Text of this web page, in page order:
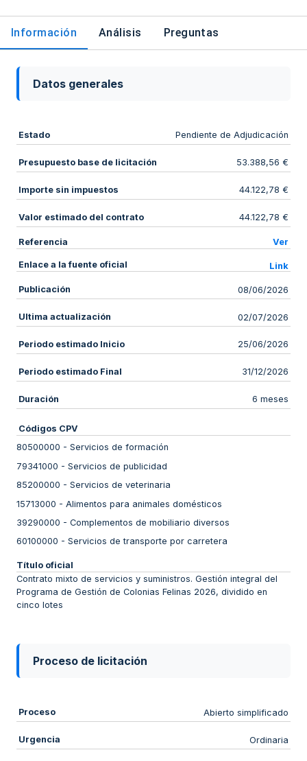
Información Análisis Preguntas
Datos generales
Estado Pendiente de Adjudicación
Presupuesto base de licitación 53.388,56 €
Importe sin impuestos 44.122,78 €
Valor estimado del contrato 44.122,78 €
Referencia Ver
Enlace a la fuente oficial Link
Publicación 08/06/2026
Ultima actualización 02/07/2026
Periodo estimado Inicio 25/06/2026
Periodo estimado Final 31/12/2026
Duración 6 meses
Códigos CPV
80500000 - Servicios de formación
79341000 - Servicios de publicidad
85200000 - Servicios de veterinaria
15713000 - Alimentos para animales domésticos
39290000 - Complementos de mobiliario diversos
60100000 - Servicios de transporte por carretera
Título oficial
Contrato mixto de servicios y suministros. Gestión integral del
Programa de Gestión de Colonias Felinas 2026, dividido en
cinco lotes
Proceso de licitación
Proceso Abierto simplificado
Urgencia Ordinaria